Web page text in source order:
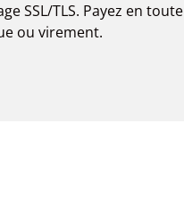
SSL/TLS. Payez en toute
ou virement.